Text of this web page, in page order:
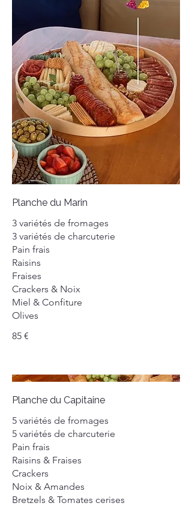
3 variétés de fromages
3 variétés de charcuterie
Pain frais
Raisins
Fraises
Crackers & Noix
Miel & Confiture
Olives
85 €
Planche du Capitaine
5 variétés de fromages
5 variétés de charcuterie
Pain frais
Raisins & Fraises
Crackers
Noix & Amandes
Bretzels & Tomates cerises